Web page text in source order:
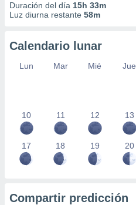
Duración del día 15h 33m
Luz diurna restante 58m
Calendario lunar
Lun Mar Mié Jue
10 11 12 13
17 18 19 20
Compartir predicción